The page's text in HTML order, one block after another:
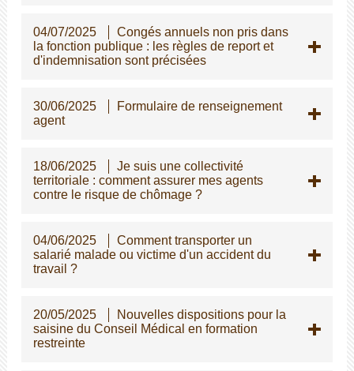
04/07/2025
Congés annuels non pris dans
la fonction publique : les règles de report et
d'indemnisation sont précisées
30/06/2025
Formulaire de renseignement
agent
18/06/2025
Je suis une collectivité
territoriale : comment assurer mes agents
contre le risque de chômage ?
04/06/2025
Comment transporter un
salarié malade ou victime d'un accident du
travail ?
20/05/2025
Nouvelles dispositions pour la
saisine du Conseil Médical en formation
restreinte